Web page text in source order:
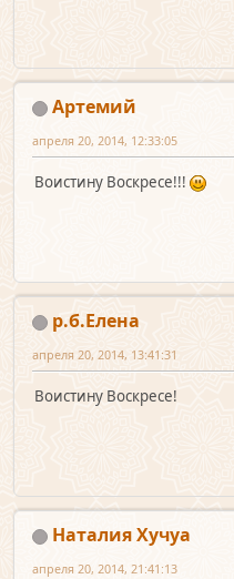
Артемий
апреля 20, 2014, 12:33:05
Воистину Воскресе!!!
р.б.Елена
апреля 20, 2014, 13:41:31
Воистину Воскресе!
Наталия Хучуа
апреля 20, 2014, 21:41:13